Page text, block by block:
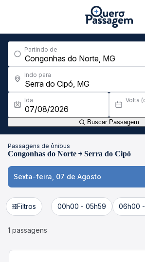
Partindo de
Indo para
Ida Volta
Buscar Passagem
Passagens de ônibus
Congonhas do Norte Serra do Cipó
Sexta-feira, 07 de Agosto
Filtros 00h00 - 05h59 06h00 -
1 passagens